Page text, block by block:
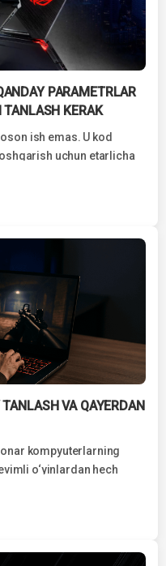
PARAMETRLAR
KERAK
ish emas. U kod
uchun etarlicha
VA QAYERDAN
kompyuterlarning
o‘yinlardan hech
imkonini beradi va